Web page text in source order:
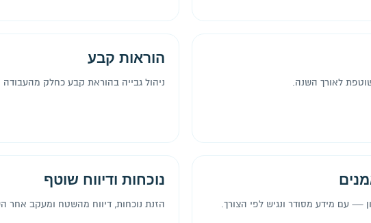
לאורך השנה.
הוראות קבע
ניהול גבייה בהוראת קבע כחלק
— עם מידע מסודר ונגיש לפי הצורך.
נוכחות ודיווח שוטף
הזנת נוכחות, דיווח מהשטח ומעקב אחר